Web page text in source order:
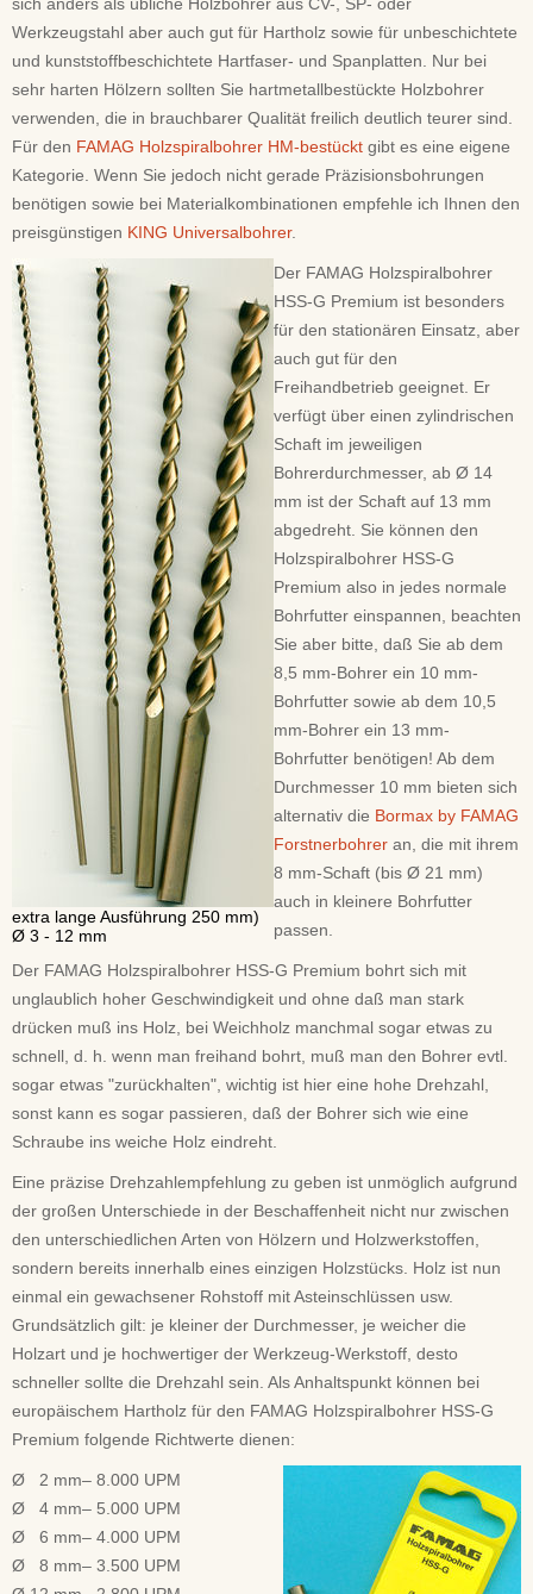
Werkzeugstahl aber auch gut für Hartholz sowie für unbeschichtete
und kunststoffbeschichtete Hartfaser- und Spanplatten. Nur bei
sehr harten Hölzern sollten Sie hartmetallbestückte Holzbohrer
verwenden, die in brauchbarer Qualität freilich deutlich teurer sind.
Für den FAMAG Holzspiralbohrer HM-bestückt gibt es eine eigene
Kategorie. Wenn Sie jedoch nicht gerade Präzisionsbohrungen
benötigen sowie bei Materialkombinationen empfehle ich Ihnen den
preisgünstigen KING Universalbohrer.
extra lange Ausführung 250 mm)
Ø 3 - 12 mm
Der FAMAG Holzspiralbohrer
HSS-G Premium ist besonders
für den stationären Einsatz, aber
auch gut für den
Freihandbetrieb geeignet. Er
verfügt über einen zylindrischen
Schaft im jeweiligen
Bohrerdurchmesser, ab Ø 14
mm ist der Schaft auf 13 mm
abgedreht. Sie können den
Holzspiralbohrer HSS-G
Premium also in jedes normale
Bohrfutter einspannen, beachten
Sie aber bitte, daß Sie ab dem
8,5 mm-Bohrer ein 10 mm-
Bohrfutter sowie ab dem 10,5
mm-Bohrer ein 13 mm-
Bohrfutter benötigen! Ab dem
Durchmesser 10 mm bieten sich
alternativ die Bormax by FAMAG
Forstnerbohrer an, die mit ihrem
8 mm-Schaft (bis Ø 21 mm)
auch in kleinere Bohrfutter
passen.
Der FAMAG Holzspiralbohrer HSS-G Premium bohrt sich mit
unglaublich hoher Geschwindigkeit und ohne daß man stark
drücken muß ins Holz, bei Weichholz manchmal sogar etwas zu
schnell, d. h. wenn man freihand bohrt, muß man den Bohrer evtl.
sogar etwas "zurückhalten", wichtig ist hier eine hohe Drehzahl,
sonst kann es sogar passieren, daß der Bohrer sich wie eine
Schraube ins weiche Holz eindreht.
Eine präzise Drehzahlempfehlung zu geben ist unmöglich aufgrund
der großen Unterschiede in der Beschaffenheit nicht nur zwischen
den unterschiedlichen Arten von Hölzern und Holzwerkstoffen,
sondern bereits innerhalb eines einzigen Holzstücks. Holz ist nun
einmal ein gewachsener Rohstoff mit Asteinschlüssen usw.
Grundsätzlich gilt: je kleiner der Durchmesser, je weicher die
Holzart und je hochwertiger der Werkzeug-Werkstoff, desto
schneller sollte die Drehzahl sein. Als Anhaltspunkt können bei
europäischem Hartholz für den FAMAG Holzspiralbohrer HSS-G
Premium folgende Richtwerte dienen:
Ø 2 mm– 8.000 UPM
Ø 4 mm– 5.000 UPM
Ø 6 mm– 4.000 UPM
Ø 8 mm– 3.500 UPM